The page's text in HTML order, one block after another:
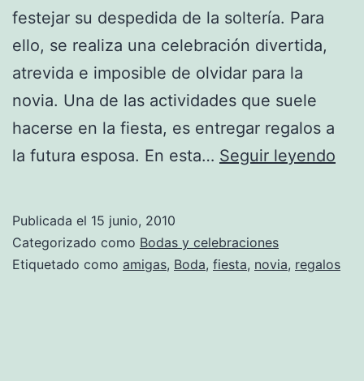
festejar su despedida de la soltería. Para
ello, se realiza una celebración divertida,
atrevida e imposible de olvidar para la
novia. Una de las actividades que suele
hacerse en la fiesta, es entregar regalos a
la futura esposa. En esta… Seguir leyendo
Publicada el 15 junio, 2010
Categorizado como Bodas y celebraciones
Etiquetado como amigas, Boda, fiesta, novia, regalos